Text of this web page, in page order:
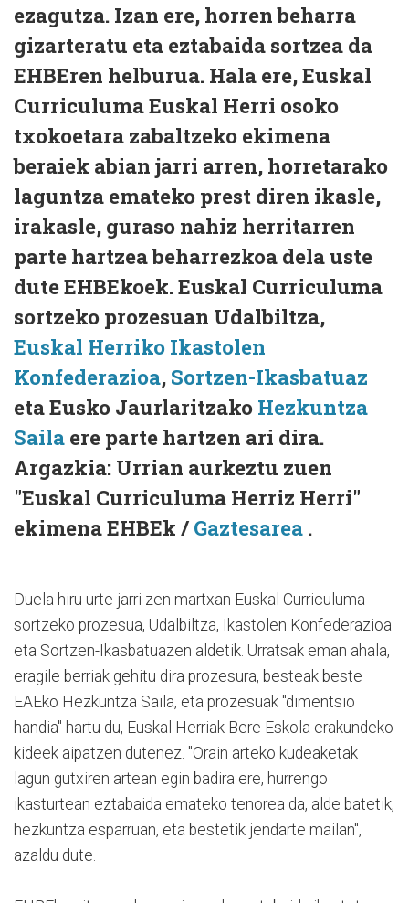
ezagutza. Izan ere, horren beharra
gizarteratu eta eztabaida sortzea da
EHBEren helburua. Hala ere, Euskal
Curriculuma Euskal Herri osoko
txokoetara zabaltzeko ekimena
beraiek abian jarri arren, horretarako
laguntza emateko prest diren ikasle,
irakasle, guraso nahiz herritarren
parte hartzea beharrezkoa dela uste
dute EHBEkoek. Euskal Curriculuma
sortzeko prozesuan Udalbiltza,
Euskal Herriko Ikastolen
Konfederazioa, Sortzen-Ikasbatuaz
eta Eusko Jaurlaritzako Hezkuntza
Saila ere parte hartzen ari dira.
Argazkia: Urrian aurkeztu zuen
"Euskal Curriculuma Herriz Herri"
ekimena EHBEk / Gaztesarea .
Duela hiru urte jarri zen martxan Euskal Curriculuma
sortzeko prozesua, Udalbiltza, Ikastolen Konfederazioa
eta Sortzen-Ikasbatuazen aldetik. Urratsak eman ahala,
eragile berriak gehitu dira prozesura, besteak beste
EAEko Hezkuntza Saila, eta prozesuak "dimentsio
handia" hartu du, Euskal Herriak Bere Eskola erakundeko
kideek aipatzen dutenez. "Orain arteko kudeaketak
lagun gutxiren artean egin badira ere, hurrengo
ikasturtean eztabaida emateko tenorea da, alde batetik,
hezkuntza esparruan, eta bestetik jendarte mailan",
azaldu dute.